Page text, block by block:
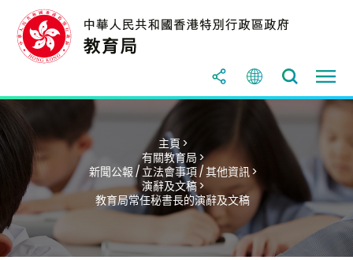
主頁 >
有關教育局 >
新聞公報 / 立法會事項 / 其他資訊 >
演辭及文稿 >
教育局常任秘書長的演辭及文稿